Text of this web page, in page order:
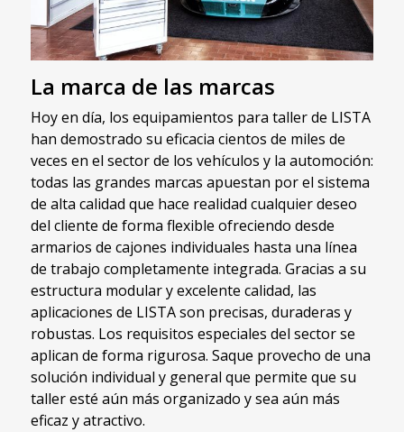
La marca de las marcas
Hoy en día, los equipamientos para taller de LISTA
han demostrado su eficacia cientos de miles de
veces en el sector de los vehículos y la automoción:
todas las grandes marcas apuestan por el sistema
de alta calidad que hace realidad cualquier deseo
del cliente de forma flexible ofreciendo desde
armarios de cajones individuales hasta una línea
de trabajo completamente integrada. Gracias a su
estructura modular y excelente calidad, las
aplicaciones de LISTA son precisas, duraderas y
robustas. Los requisitos especiales del sector se
aplican de forma rigurosa. Saque provecho de una
solución individual y general que permite que su
taller esté aún más organizado y sea aún más
eficaz y atractivo.